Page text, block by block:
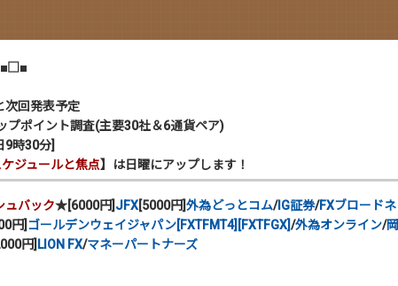
■□■
次回発表予定
プポイント調査(主要30社＆6通貨ペア)
時30分]
ジュールと焦点】は日曜にアップします！
ュバック★[6000円] JFX[5000円]外為どっとコム/IG証券/FXブロードネ
円] ゴールデンウェイジャパン[FXTFMT4][FXTFGX]/外為オンライン/岡
円] LION FX/マネーパートナーズ